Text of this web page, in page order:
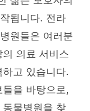
됩니다. 전라
원들은 여러분
의료 서비스
고 있습니다.
을 바탕으로,
물병원을 찾